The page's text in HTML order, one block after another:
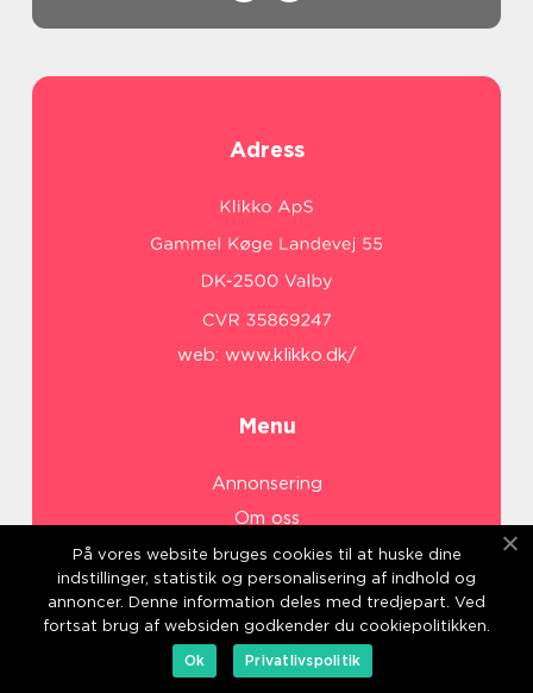
Adress
web: www.klikko.dk/
Menu
Annonsering
Om oss
Cookies
Kontakta oss
Sitemap
På vores website bruges cookies til at huske dine
indstillinger, statistik og personalisering af indhold og
annoncer. Denne information deles med tredjepart. Ved
fortsat brug af websiden godkender du cookiepolitikken.
Ok
Privatlivspolitik